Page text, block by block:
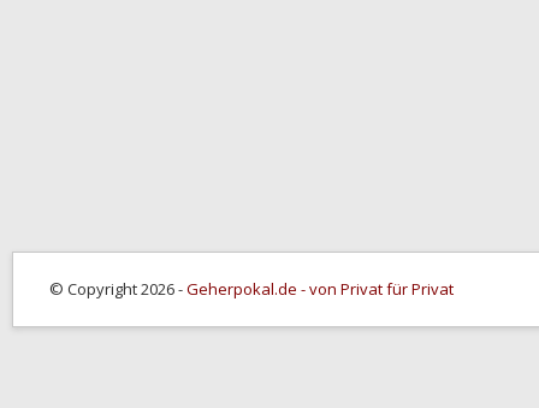
© Copyright 2026 -Geherpokal.de - von Privat für Privat